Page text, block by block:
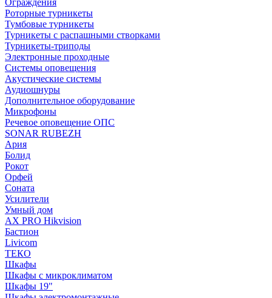
Ограждения
Роторные турникеты
Тумбовые турникеты
Турникеты с распашными створками
Турникеты-триподы
Электронные проходные
Системы оповещения
Акустические системы
Аудиошнуры
Дополнительное оборудование
Микрофоны
Речевое оповещение ОПС
SONAR RUBEZH
Ария
Болид
Рокот
Орфей
Соната
Усилители
Умный дом
AX PRO Hikvision
Бастион
Livicom
ТЕКО
Шкафы
Шкафы с микроклиматом
Шкафы 19"